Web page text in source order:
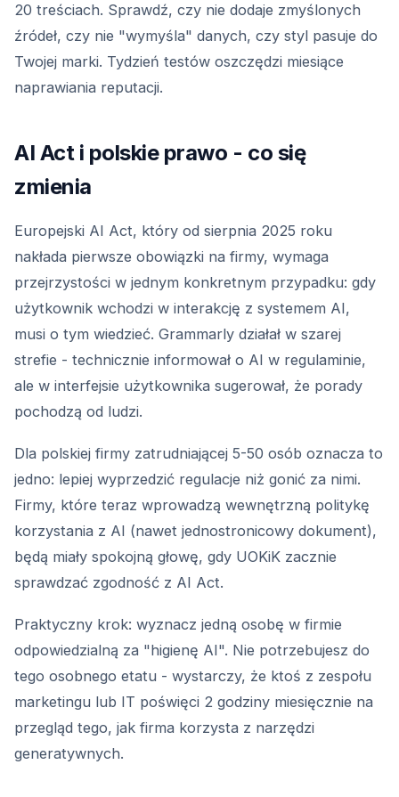
20 treściach. Sprawdź, czy nie dodaje zmyślonych
źródeł, czy nie "wymyśla" danych, czy styl pasuje do
Twojej marki. Tydzień testów oszczędzi miesiące
naprawiania reputacji.
AI Act i polskie prawo - co się
zmienia
Europejski AI Act, który od sierpnia 2025 roku
nakłada pierwsze obowiązki na firmy, wymaga
przejrzystości w jednym konkretnym przypadku: gdy
użytkownik wchodzi w interakcję z systemem AI,
musi o tym wiedzieć. Grammarly działał w szarej
strefie - technicznie informował o AI w regulaminie,
ale w interfejsie użytkownika sugerował, że porady
pochodzą od ludzi.
Dla polskiej firmy zatrudniającej 5-50 osób oznacza to
jedno: lepiej wyprzedzić regulacje niż gonić za nimi.
Firmy, które teraz wprowadzą wewnętrzną politykę
korzystania z AI (nawet jednostronicowy dokument),
będą miały spokojną głowę, gdy UOKiK zacznie
sprawdzać zgodność z AI Act.
Praktyczny krok: wyznacz jedną osobę w firmie
odpowiedzialną za "higienę AI". Nie potrzebujesz do
tego osobnego etatu - wystarczy, że ktoś z zespołu
marketingu lub IT poświęci 2 godziny miesięcznie na
przegląd tego, jak firma korzysta z narzędzi
generatywnych.